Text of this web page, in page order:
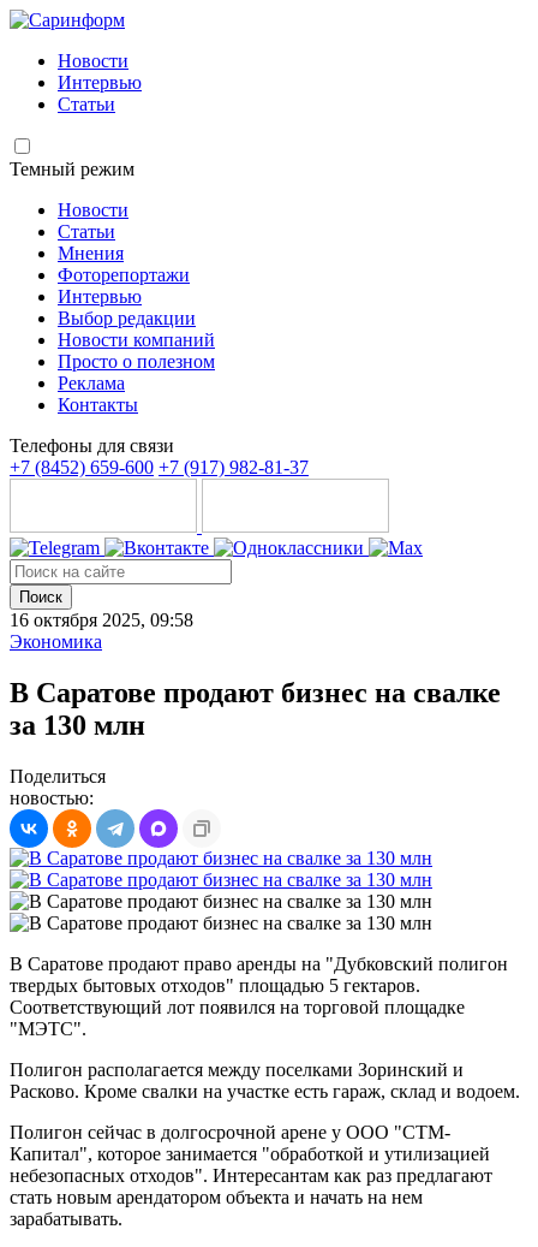
Новости
Интервью
Статьи
Темный режим
Новости
Статьи
Мнения
Фоторепортажи
Интервью
Выбор редакции
Новости компаний
Просто о полезном
Реклама
Контакты
Телефоны для связи
+7 (8452) 659-600 +7 (917) 982-81-37
Поиск
16 октября 2025, 09:58
Экономика
В Саратове продают бизнес на свалке
за 130 млн
Поделиться
новостью:
В Саратове продают право аренды на "Дубковский полигон
твердых бытовых отходов" площадью 5 гектаров.
Соответствующий лот появился на торговой площадке
"МЭТС".
Полигон располагается между поселками Зоринский и
Расково. Кроме свалки на участке есть гараж, склад и водоем.
Полигон сейчас в долгосрочной арене у ООО "СТМ-
Капитал", которое занимается "обработкой и утилизацией
небезопасных отходов". Интересантам как раз предлагают
стать новым арендатором объекта и начать на нем
зарабатывать.